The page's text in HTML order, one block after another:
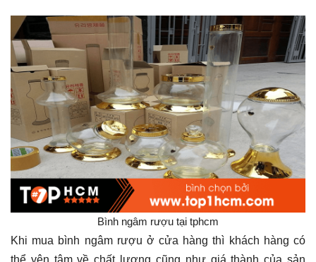
Bình ngâm rượu tại tphcm
Khi mua bình ngâm rượu ở cửa hàng thì khách hàng có
thể yên tâm về chất lượng cũng như giá thành của sản